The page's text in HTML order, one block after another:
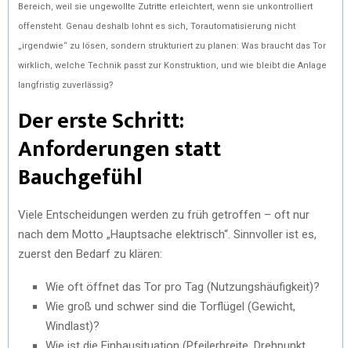
Bereich, weil sie ungewollte Zutritte erleichtert, wenn sie unkontrolliert
offensteht. Genau deshalb lohnt es sich, Torautomatisierung nicht
„irgendwie“ zu lösen, sondern strukturiert zu planen: Was braucht das Tor
wirklich, welche Technik passt zur Konstruktion, und wie bleibt die Anlage
langfristig zuverlässig?
Der erste Schritt:
Anforderungen statt
Bauchgefühl
Viele Entscheidungen werden zu früh getroffen – oft nur
nach dem Motto „Hauptsache elektrisch“. Sinnvoller ist es,
zuerst den Bedarf zu klären:
Wie oft öffnet das Tor pro Tag (Nutzungshäufigkeit)?
Wie groß und schwer sind die Torflügel (Gewicht,
Windlast)?